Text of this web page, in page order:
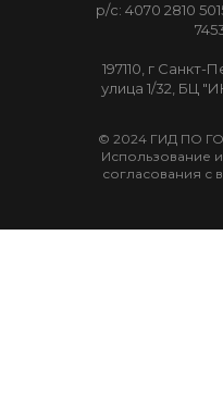
© 2024 ГИД ПО
Использование
согласования с
р/с: 4070 2810
197110, г
улица 1/32, БЦ